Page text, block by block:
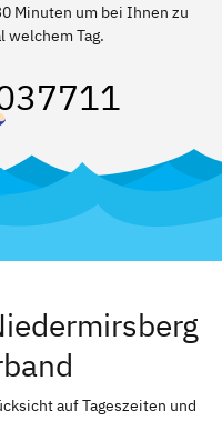
Minuten um bei Ihnen zu
welchem Tag.
auf Tageszeiten und